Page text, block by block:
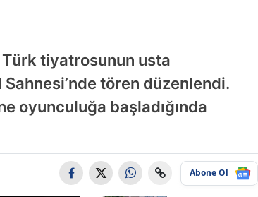
Türk tiyatrosunun usta
tören düzenlendi.
oyunculuğa başladığında
Abone Ol